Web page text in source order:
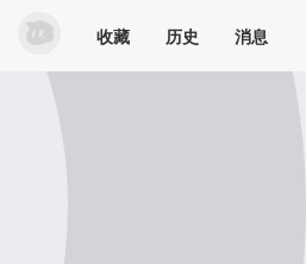
收藏 历史 消息